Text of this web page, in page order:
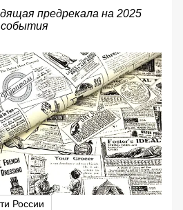
предрекала на 2025
события
России